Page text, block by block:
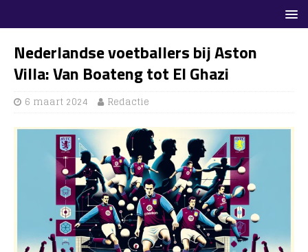
Nederlandse voetballers bij Aston
Villa: Van Boateng tot El Ghazi
6 maart 2024 Redactie